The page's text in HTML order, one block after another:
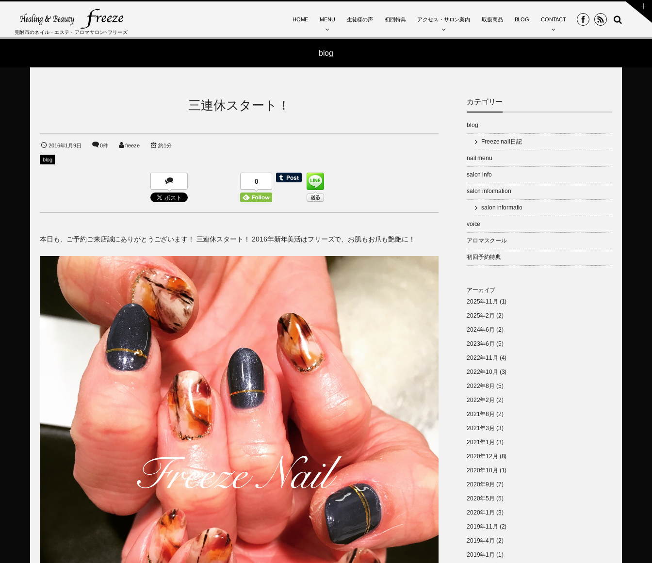
見附市のネイル・エステ・アロマサロン~フリーズ
HOME MENU 生徒様の声 初回特典 アクセス・サロン案内 取扱商品 BLOG CONTACT
blog
三連休スタート！
2016年1月9日 0件 freeze 約1分
blog
0
本日も、ご予約ご来店誠にありがとうございます！ 三連休スタート！ 2016年新年美活はフリーズで、お肌もお爪も艶艶に！
カテゴリー
blog
Freeze nail日記
nail menu
salon info
salon information
salon informatio
voice
アロマスクール
初回予約特典
アーカイブ
2025年11月 (1)
2025年2月 (2)
2024年6月 (2)
2023年6月 (5)
2022年11月 (4)
2022年10月 (3)
2022年8月 (5)
2022年2月 (2)
2021年8月 (2)
2021年3月 (3)
2021年1月 (3)
2020年12月 (8)
2020年10月 (1)
2020年9月 (7)
2020年5月 (5)
2020年1月 (3)
2019年11月 (2)
2019年4月 (2)
2019年1月 (1)